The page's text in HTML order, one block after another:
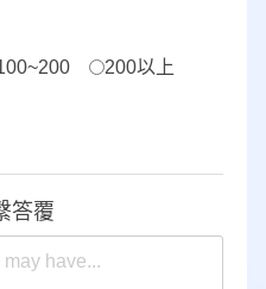
200以上
答覆